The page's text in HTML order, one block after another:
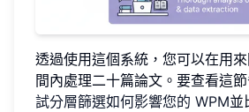
透過使用這個系統，您可以在用
間內處理二十篇論文。要查看這節
試分層篩選如何影響您的 WPM並